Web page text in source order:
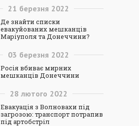
21 березня 2022
Де знайти списки
евакуйованих мешканців
Маріуполя та Донеччини?
03 березня 2022
Росія вбиває мирних
мешканців Донеччини
28 лютого 2022
Евакуація з Волновахи під
загрозою: транспорт потрапив
під артобстріл